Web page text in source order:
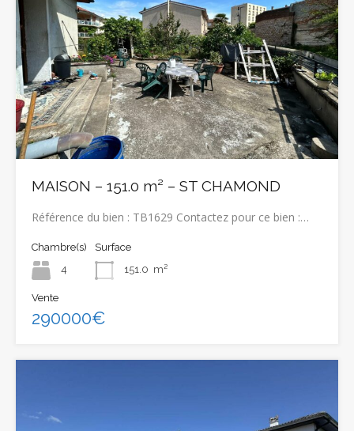
MAISON – 151.0 m² – ST CHAMOND
Référence du bien : TB1629 Contactez pour ce bien :…
Chambre(s)
4
Surface
151.0 m²
Vente
290000€